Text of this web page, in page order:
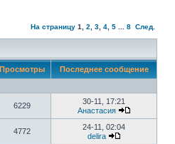
На страницу 1 2 3 4 5 8 След.
Просмотры Последнее сообщение
6229
30-11, 17:21
Анастасия
4772
24-11, 02:04
delira